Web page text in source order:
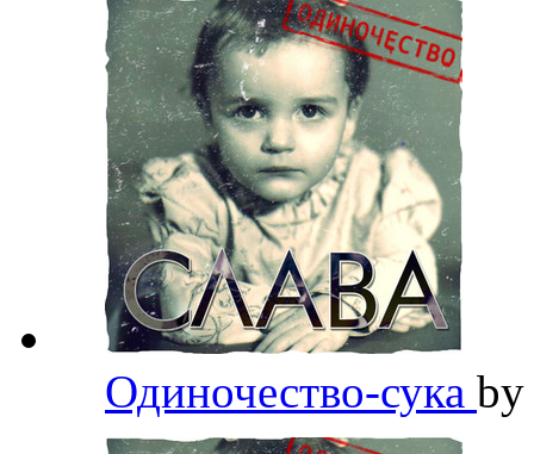
Одиночество-сука